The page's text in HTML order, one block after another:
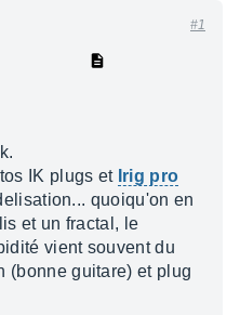
#1
IK plugs et Irig pro
quoiqu'on en
et un fractal, le
vient souvent du
(bonne guitare) et plug